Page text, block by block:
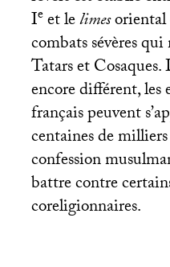
Ieet lelimesoriental
combats sévères
Tatars et
encore différent,
français peuvent
centaines de
confession
battre contre
coreligionnaires.